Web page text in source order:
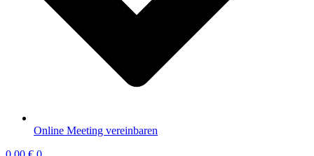
Online Meeting vereinbaren